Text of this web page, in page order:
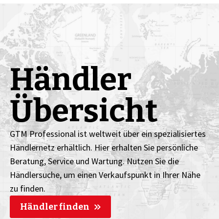
Händler
Übersicht
GTM Professional ist weltweit über ein spezialisiertes
Händlernetz erhältlich. Hier erhalten Sie persönliche
Beratung, Service und Wartung. Nutzen Sie die
Händlersuche, um einen Verkaufspunkt in Ihrer Nähe
zu finden.
Händler finden